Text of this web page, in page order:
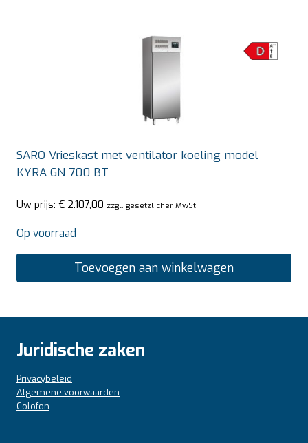
SARO Vrieskast met ventilator koeling model
KYRA GN 700 BT
Uw prijs: € 2.107,00 zzgl. gesetzlicher MwSt.
Op voorraad
Toevoegen aan winkelwagen
Juridische zaken
Privacybeleid
Algemene voorwaarden
Colofon